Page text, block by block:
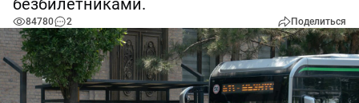
безбилетниками.
84780 2 Поделиться